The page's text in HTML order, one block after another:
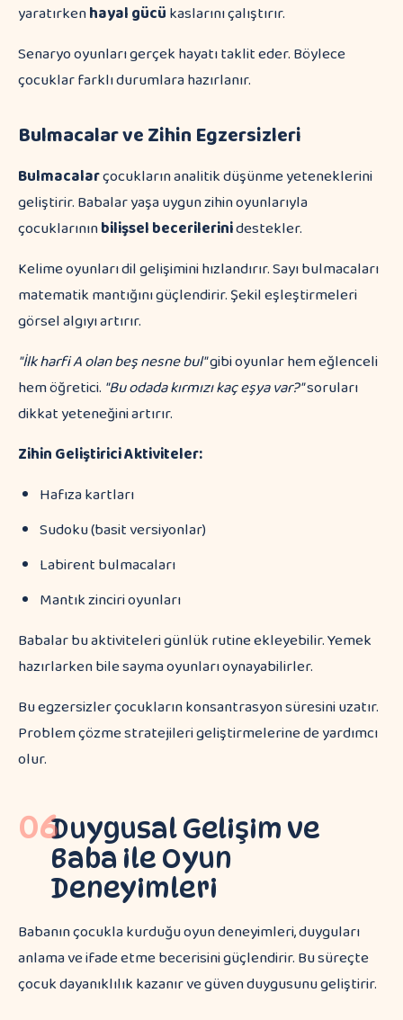
yaratırkenhayal gücükaslarını çalıştırır.
Senaryo oyunları gerçek hayatı taklit eder. Böylece
çocuklar farklı durumlara hazırlanır.
Bulmacalar ve Zihin Egzersizleri
Bulmacalarçocukların analitik düşünme yeteneklerini
geliştirir. Babalar yaşa uygun zihin oyunlarıyla
çocuklarınınbilişsel becerilerinidestekler.
Kelime oyunları dil gelişimini hızlandırır. Sayı bulmacaları
matematik mantığını güçlendirir. Şekil eşleştirmeleri
görsel algıyı artırır.
"İlk harfi A olan beş nesne bul"gibi oyunlar hem eğlenceli
hem öğretici. "Bu odada kırmızı kaç eşya var?"soruları
dikkat yeteneğini artırır.
Zihin Geliştirici Aktiviteler:
Hafıza kartları
Sudoku (basit versiyonlar)
Labirent bulmacaları
Mantık zinciri oyunları
Babalar bu aktiviteleri günlük rutine ekleyebilir. Yemek
hazırlarken bile sayma oyunları oynayabilirler.
Bu egzersizler çocukların konsantrasyon süresini uzatır.
Problem çözme stratejileri geliştirmelerine de yardımcı
olur.
06Duygusal Gelişim ve
Baba ile Oyun
Deneyimleri
Babanın çocukla kurduğu oyun deneyimleri, duyguları
anlama ve ifade etme becerisini güçlendirir. Bu süreçte
çocuk dayanıklılık kazanır ve güven duygusunu geliştirir.